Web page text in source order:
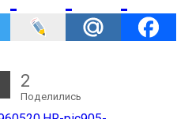
2
Поделились